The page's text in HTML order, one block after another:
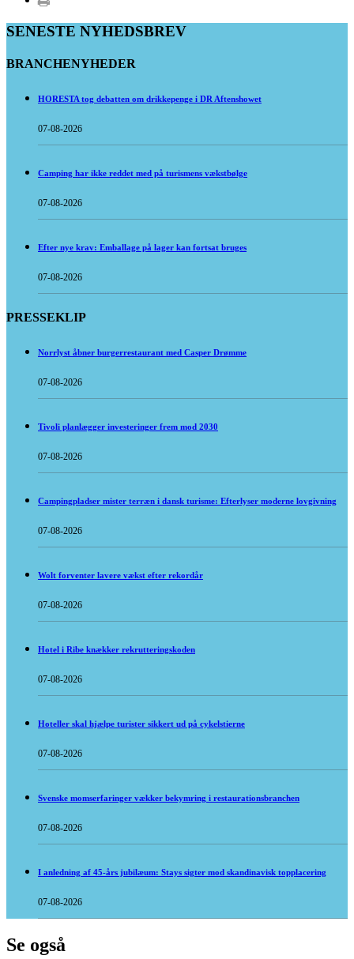
SENESTE NYHEDSBREV
BRANCHENYHEDER
HORESTA tog debatten om drikkepenge i DR Aftenshowet
07-08-2026
Camping har ikke reddet med på turismens vækstbølge
07-08-2026
Efter nye krav: Emballage på lager kan fortsat bruges
07-08-2026
PRESSEKLIP
Norrlyst åbner burgerrestaurant med Casper Drømme
07-08-2026
Tivoli planlægger investeringer frem mod 2030
07-08-2026
Campingpladser mister terræn i dansk turisme: Efterlyser moderne lovgivning
07-08-2026
Wolt forventer lavere vækst efter rekordår
07-08-2026
Hotel i Ribe knækker rekrutteringskoden
07-08-2026
Hoteller skal hjælpe turister sikkert ud på cykelstierne
07-08-2026
Svenske momserfaringer vækker bekymring i restaurationsbranchen
07-08-2026
I anledning af 45-års jubilæum: Stays sigter mod skandinavisk topplacering
07-08-2026
Se også